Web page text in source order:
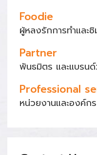
Foodie
ผู้หลงรักการทำและชิ
Partner
พันธมิตร และแบรน
Professional
หน่วยงานและองค์กร